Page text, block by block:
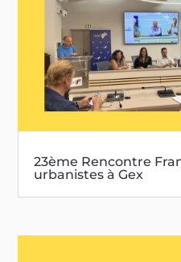
23ème Rencontre
urbanistes à Gex